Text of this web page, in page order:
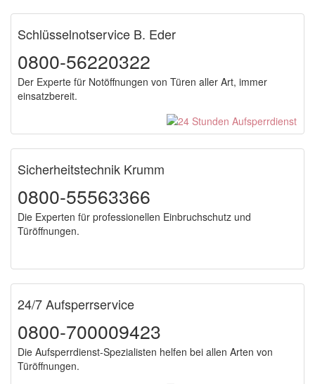
Schlüsselnotservice B. Eder
0800-56220322
Der Experte für Notöffnungen von Türen aller Art, immer
einsatzbereit.
Sicherheitstechnik Krumm
0800-55563366
Die Experten für professionellen Einbruchschutz und
Türöffnungen.
24/7 Aufsperrservice
0800-700009423
Die Aufsperrdienst-Spezialisten helfen bei allen Arten von
Türöffnungen.